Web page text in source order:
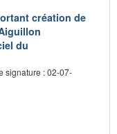
création de
du
signature : 02-07-